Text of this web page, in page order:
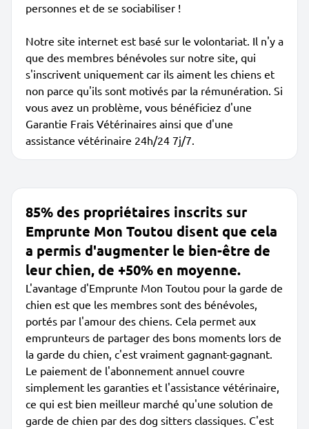
personnes et de se sociabiliser !
Notre site internet est basé sur le volontariat. Il n'y a
que des membres bénévoles sur notre site, qui
s'inscrivent uniquement car ils aiment les chiens et
non parce qu'ils sont motivés par la rémunération. Si
vous avez un problème, vous bénéficiez d'une
Garantie Frais Vétérinaires ainsi que d'une
assistance vétérinaire 24h/24 7j/7.
85% des propriétaires inscrits sur
Emprunte Mon Toutou disent que cela
a permis d'augmenter le bien-être de
leur chien, de +50% en moyenne.
L'avantage d'Emprunte Mon Toutou pour la garde de
chien est que les membres sont des bénévoles,
portés par l'amour des chiens. Cela permet aux
emprunteurs de partager des bons moments lors de
la garde du chien, c'est vraiment gagnant-gagnant.
Le paiement de l'abonnement annuel couvre
simplement les garanties et l'assistance vétérinaire,
ce qui est bien meilleur marché qu'une solution de
garde de chien par des dog sitters classiques. C'est